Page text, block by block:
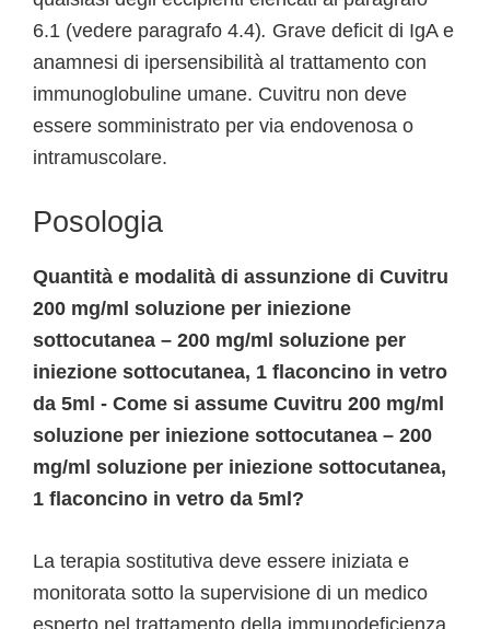
6.1 (vedere paragrafo 4.4). Grave deficit di IgA e
anamnesi di ipersensibilità al trattamento con
immunoglobuline umane. Cuvitru non deve
essere somministrato per via endovenosa o
intramuscolare.
Posologia
Quantità e modalità di assunzione di Cuvitru
200 mg/ml soluzione per iniezione
sottocutanea – 200 mg/ml soluzione per
iniezione sottocutanea, 1 flaconcino in vetro
da 5ml - Come si assume Cuvitru 200 mg/ml
soluzione per iniezione sottocutanea – 200
mg/ml soluzione per iniezione sottocutanea,
1 flaconcino in vetro da 5ml?
La terapia sostitutiva deve essere iniziata e
monitorata sotto la supervisione di un medico
esperto nel trattamento della immunodeficienza.